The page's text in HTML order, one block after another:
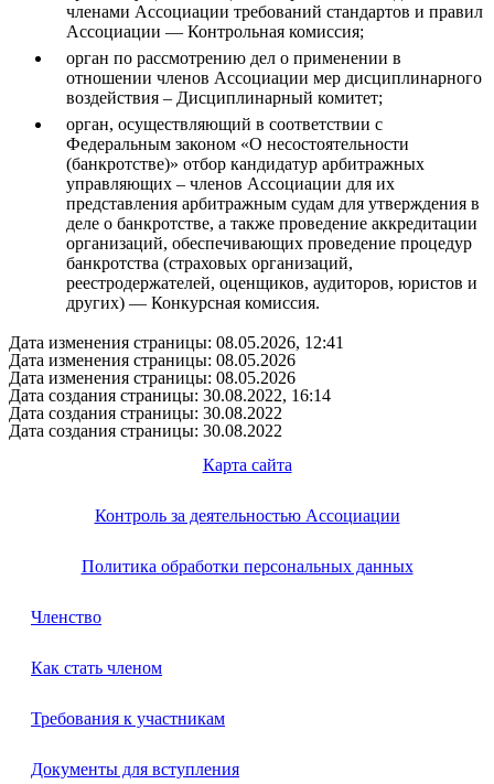
членами Ассоциации требований стандартов и правил
Ассоциации — Контрольная комиссия;
орган по рассмотрению дел о применении в
отношении членов Ассоциации мер дисциплинарного
воздействия – Дисциплинарный комитет;
орган, осуществляющий в соответствии с
Федеральным законом «О несостоятельности
(банкротстве)» отбор кандидатур арбитражных
управляющих – членов Ассоциации для их
представления арбитражным судам для утверждения в
деле о банкротстве, а также проведение аккредитации
организаций, обеспечивающих проведение процедур
банкротства (страховых организаций,
реестродержателей, оценщиков, аудиторов, юристов и
других) — Конкурсная комиссия.
Дата изменения страницы: 08.05.2026, 12:41
Дата изменения страницы: 08.05.2026
Дата изменения страницы: 08.05.2026
Дата создания страницы: 30.08.2022, 16:14
Дата создания страницы: 30.08.2022
Дата создания страницы: 30.08.2022
Карта сайта
Контроль за деятельностью Ассоциации
Политика обработки персональных данных
Членство
Как стать членом
Требования к участникам
Документы для вступления